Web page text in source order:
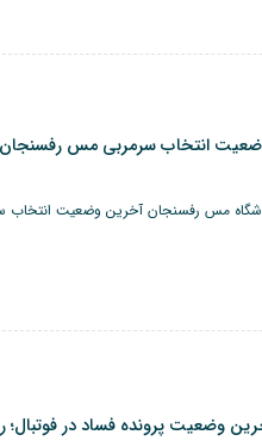
انتخاب سرمربی مس رفسنجان و
مس رفسنجان آخرین وضعیت انتخاب
وضعیت پرونده فساد در فوتبال؛